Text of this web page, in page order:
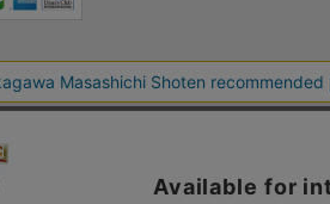
プライバシーポリシー